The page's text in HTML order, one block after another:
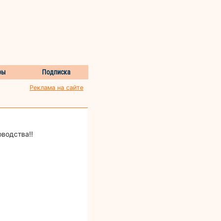
Подписка
Реклама на сайте